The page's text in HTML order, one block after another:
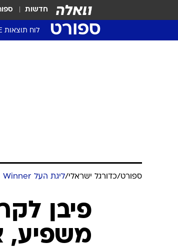
חדשות
ספורט לוח תוצאות LIVE
ספורט/כדורגל ישראלי/ליגת העל Winner
פיבן
משפיע,